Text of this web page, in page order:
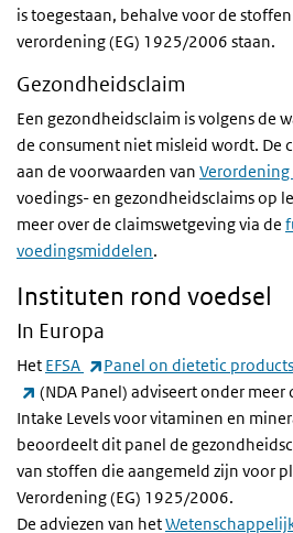
is toegestaan, behalve voor de
verordening (EG) 1925/2006 staan.
Gezondheidsclaim
Een gezondheidsclaim is volgens de
de consument niet misleid wordt. De
aan de voorwaarden van
voedings- en gezondheidsclaims op
meer over de claimswetgeving via de
voedingsmiddelen.
Instituten rond voedsel
In Europa
Het EFSA (link is external)
Panel on dietetic
(link is external)
(NDA Panel) adviseert onder meer
Intake Levelsvoor vitaminen en
beoordeelt dit panel de
van stoffen die aangemeld zijn voor
Verordening (EG) 1925/2006.
De adviezen van het